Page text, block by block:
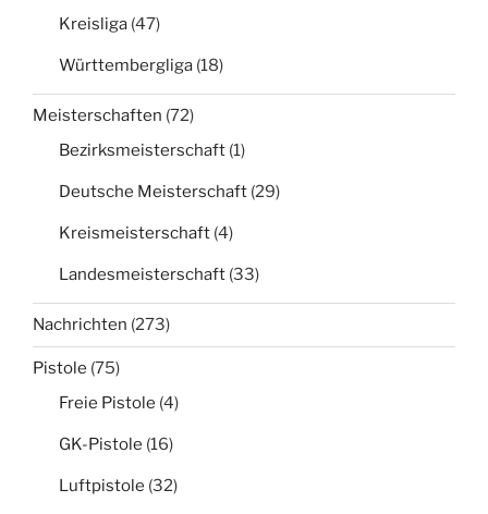
Kreisliga (47)
Württembergliga (18)
Meisterschaften (72)
Bezirksmeisterschaft (1)
Deutsche Meisterschaft (29)
Kreismeisterschaft (4)
Landesmeisterschaft (33)
Nachrichten (273)
Pistole (75)
Freie Pistole (4)
GK-Pistole (16)
Luftpistole (32)